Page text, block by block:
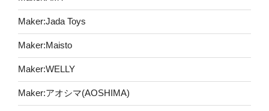
Maker:Jada Toys
Maker:Maisto
Maker:WELLY
Maker:アオシマ(AOSHIMA)